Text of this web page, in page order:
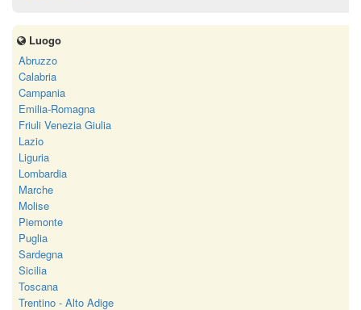
Luogo
Abruzzo
Calabria
Campania
Emilia-Romagna
Friuli Venezia Giulia
Lazio
Liguria
Lombardia
Marche
Molise
Piemonte
Puglia
Sardegna
Sicilia
Toscana
Trentino - Alto Adige